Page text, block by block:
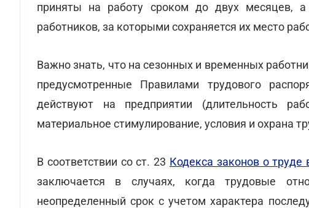
приняты на работу сроком до двух месяцев,
работников, за которыми сохраняется их место
Важно знать, что на сезонных и временных
предусмотренные Правилами трудового
действуют на предприятии (длительность
материальное стимулирование, условия и охрана
В соответствии со ст. 23 Кодекса законов о труде
заключается в случаях, когда трудовые
неопределенный срок с учетом характера